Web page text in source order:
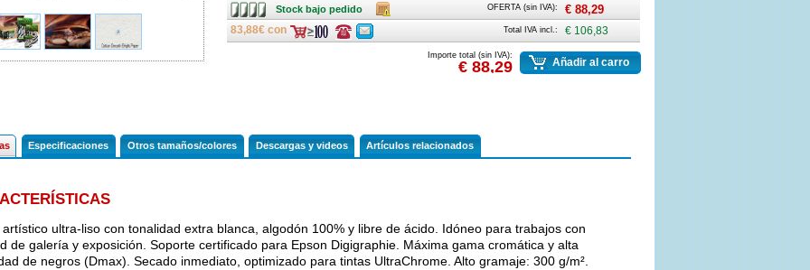
Stock
bajo
pedido
Stock bajo pedido Caja OFERTA (sin IVA): € 88,29
83,88€ con
Consulte
ofertas
Consulte
ofertas
Total IVA incl.: € 106,83
Importe total (sin IVA):
€ 88,29 Añadir al carro
Especificaciones Otros tamaños/colores Descargas y videos Artículos relacionados
artístico ultra-liso con tonalidad extra blanca, algodón 100% y libre de ácido. Idóneo para trabajos con
de galería y exposición. Soporte certificado para Epson Digigraphie. Máxima gama cromática y alta
de negros (Dmax). Secado inmediato, optimizado para tintas UltraChrome. Alto gramaje: 300 g/m².